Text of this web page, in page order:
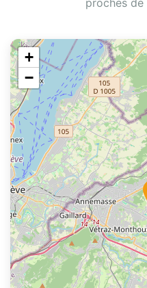
proches de
+
−